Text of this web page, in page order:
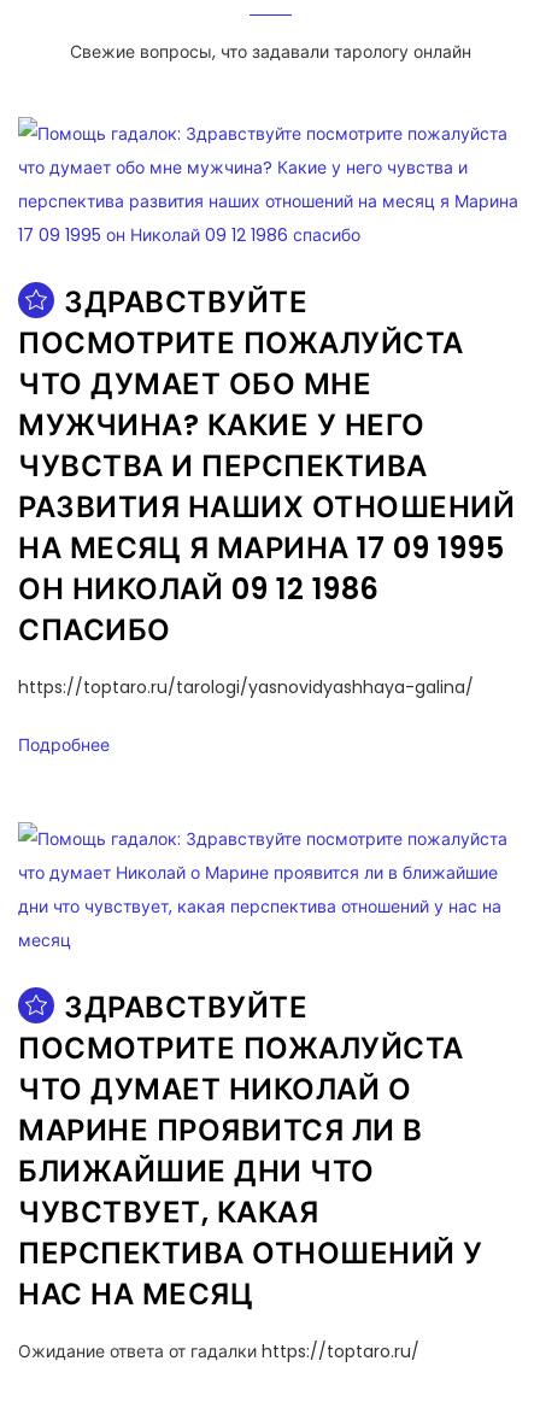
Свежие вопросы, что задавали тарологу онлайн
ЗДРАВСТВУЙТЕ
ПОСМОТРИТЕ ПОЖАЛУЙСТА
ЧТО ДУМАЕТ ОБО МНЕ
МУЖЧИНА? КАКИЕ У НЕГО
ЧУВСТВА И ПЕРСПЕКТИВА
РАЗВИТИЯ НАШИХ ОТНОШЕНИЙ
НА МЕСЯЦ Я МАРИНА 17 09 1995
ОН НИКОЛАЙ 09 12 1986
СПАСИБО
https://toptaro.ru/tarologi/yasnovidyashhaya-galina/
Подробнее
ЗДРАВСТВУЙТЕ
ПОСМОТРИТЕ ПОЖАЛУЙСТА
ЧТО ДУМАЕТ НИКОЛАЙ О
МАРИНЕ ПРОЯВИТСЯ ЛИ В
БЛИЖАЙШИЕ ДНИ ЧТО
ЧУВСТВУЕТ, КАКАЯ
ПЕРСПЕКТИВА ОТНОШЕНИЙ У
НАС НА МЕСЯЦ
Ожидание ответа от гадалки https://toptaro.ru/